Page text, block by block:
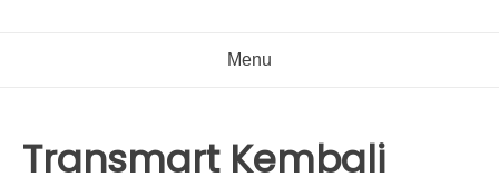
Menu
Transmart Kembali